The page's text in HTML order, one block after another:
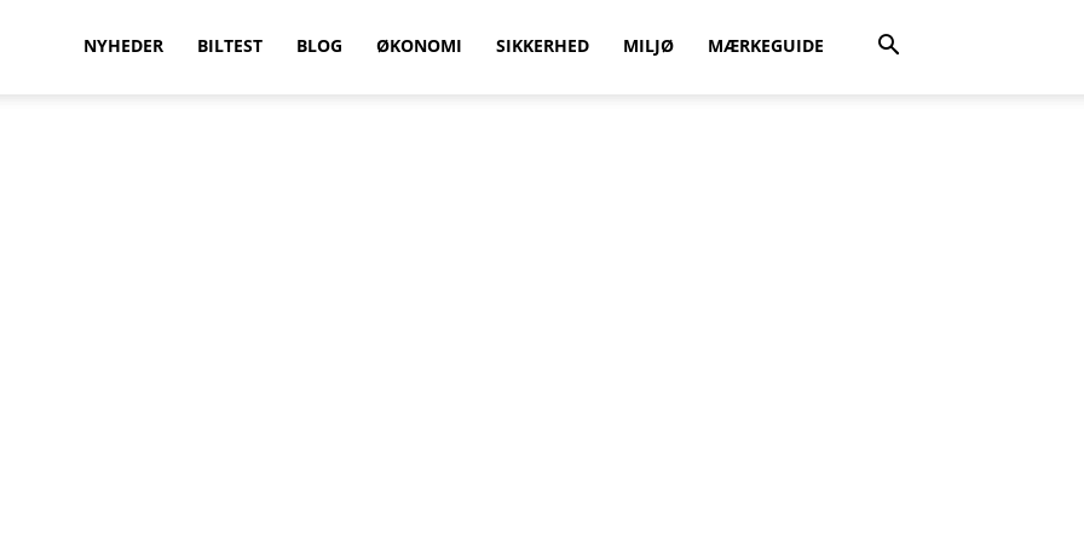
NYHEDER BILTEST BLOG ØKONOMI SIKKERHED MILJØ MÆRKEGUIDE